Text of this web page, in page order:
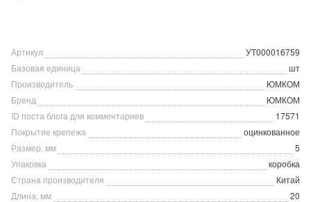
Артикул
УТ000016759
Базовая единица
шт
Производитель
ЮМКОМ
Бренд
ЮМКОМ
ID поста блога для комментариев
17571
Покрытие крепежа
оцинкованное
Размер, мм
5
Упаковка
коробка
Страна производителя
Китай
Длина, мм
20